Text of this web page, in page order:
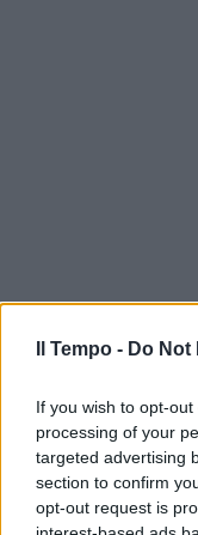
Il Tempo - Do
If you wish to opt-
processing of your
targeted advertising
section to confirm
opt-out request is
In evidenza